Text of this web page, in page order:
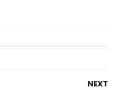
NEXT